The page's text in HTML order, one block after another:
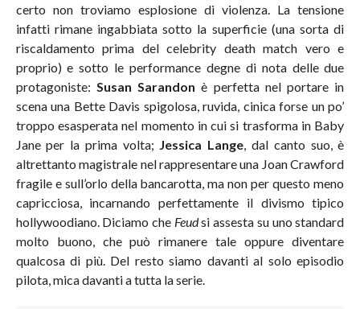
certo non troviamo esplosione di violenza. La tensione
infatti rimane ingabbiata sotto la superficie (una sorta di
riscaldamento prima del celebrity death match vero e
proprio) e sotto le performance degne di nota delle due
protagoniste: Susan Sarandon è perfetta nel portare in
scena una Bette Davis spigolosa, ruvida, cinica forse un po’
troppo esasperata nel momento in cui si trasforma in Baby
Jane per la prima volta; Jessica Lange, dal canto suo, è
altrettanto magistrale nel rappresentare una Joan Crawford
fragile e sull’orlo della bancarotta, ma non per questo meno
capricciosa, incarnando perfettamente il divismo tipico
hollywoodiano. Diciamo che Feudsi assesta su uno standard
molto buono, che può rimanere tale oppure diventare
qualcosa di più. Del resto siamo davanti al solo episodio
pilota, mica davanti a tutta la serie.